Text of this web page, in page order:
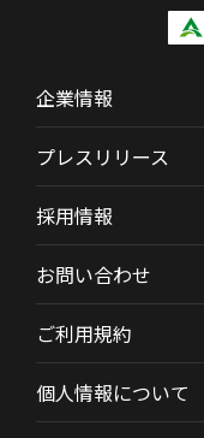
企業情報
プレスリリース
採用情報
お問い合わせ
ご利用規約
個人情報について